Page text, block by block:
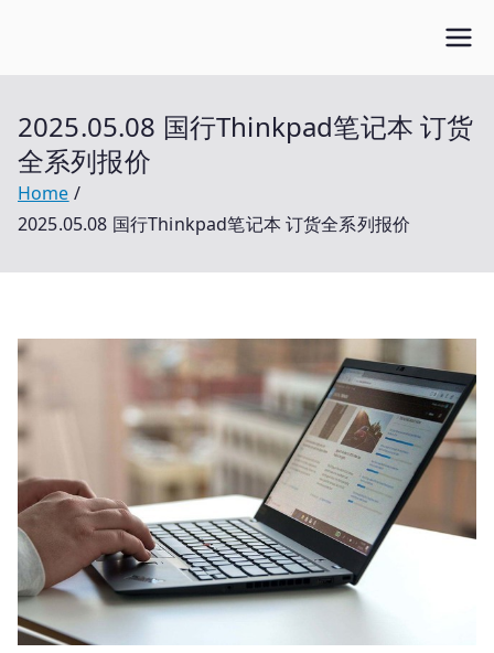
2025.05.08 国行Thinkpad笔记本 订货
全系列报价
Home
2025.05.08 国行Thinkpad笔记本 订货全系列报价